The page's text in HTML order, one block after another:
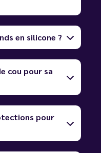
en silicone ?
cou pour sa
pour